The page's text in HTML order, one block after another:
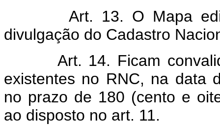
Art. 13. O Mapa
divulgação do Cadastro
Art. 14. Ficam
existentes no RNC, na data
no prazo de 180 (cento e
ao disposto no art. 11.